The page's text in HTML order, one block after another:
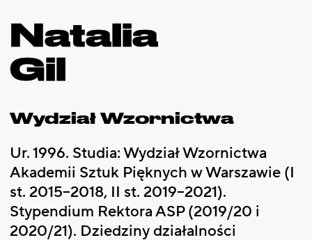
Natalia
Gil
Wydział Wzornictwa
Ur. 1996. Studia: Wydział Wzornictwa
Akademii Sztuk Pięknych w Warszawie (I
st. 2015–2018, II st. 2019–2021).
Stypendium Rektora ASP (2019/20 i
2020/21). Dziedziny działalności